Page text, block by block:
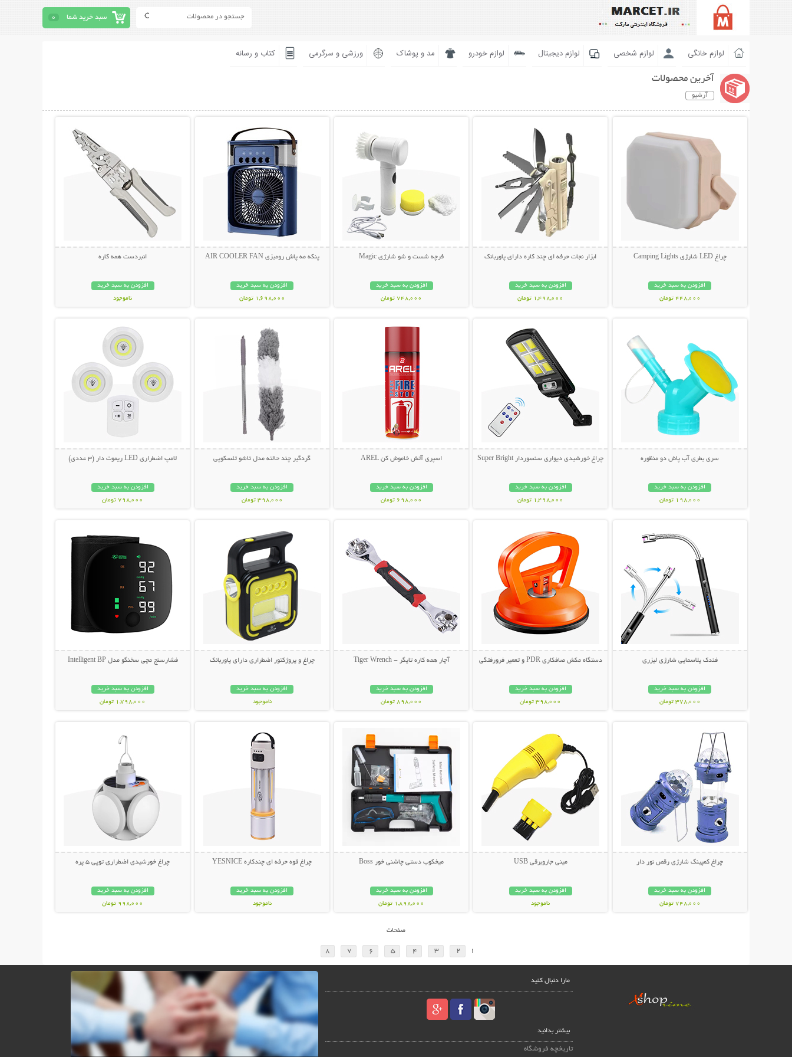
سبد خرید شما 0
لوازم خانگی لوازم شخصی لوازم دیجیتال لوازم خودرو مد و پوشاک ورزشی و سرگرمی کتاب و رسانه
آخرین محصولات
آرشیو
چراغ LED شارژی Camping Lights
افزودن به سبد خرید
448,000 تومان
ابزار نجات حرفه ای چند کاره دارای پاوربانک
افزودن به سبد خرید
1,498,000 تومان
فرچه شست و شو شارژی Magic
افزودن به سبد خرید
748,000 تومان
پنکه مه پاش رومیزی AIR COOLER FAN
افزودن به سبد خرید
1,698,000 تومان
انبردست همه کاره
افزودن به سبد خرید
ناموجود
سری بطری آب پاش دو منظوره
افزودن به سبد خرید
198,000 تومان
چراغ خورشیدی دیواری سنسوردار Super Bright
افزودن به سبد خرید
1,498,000 تومان
اسپری آتش خاموش کن AREL
افزودن به سبد خرید
698,000 تومان
گردگیر چند حالته مدل تاشو تلسکوپی
افزودن به سبد خرید
398,000 تومان
لامپ اضطراری LED ریموت دار (3 عددی)
افزودن به سبد خرید
798,000 تومان
فندک پلاسمایی شارژی لیزری
افزودن به سبد خرید
378,000 تومان
دستگاه مکش صافکاری PDR و تعمیر فرورفتگی
افزودن به سبد خرید
398,000 تومان
آچار همه کاره تایگر - Tiger Wrench
افزودن به سبد خرید
898,000 تومان
چراغ و پروژکتور اضطراری دارای پاوربانک
افزودن به سبد خرید
ناموجود
فشارسنج مچی سخنگو مدل Intelligent BP
افزودن به سبد خرید
1,798,000 تومان
چراغ کمپینگ شارژی رقص نور دار
افزودن به سبد خرید
748,000 تومان
مینی جاروبرقی USB
افزودن به سبد خرید
ناموجود
میخکوب دستی چاشنی خور Boss
افزودن به سبد خرید
1,898,000 تومان
چراغ قوه حرفه ای چندکاره YESNICE
افزودن به سبد خرید
ناموجود
چراغ خورشیدی اضطراری توپی 5 پره
افزودن به سبد خرید
998,000 تومان
صفحات
1
2
3
4
5
6
7
8
مارا دنبال کنید
بیشتر بدانید
تاریخچه فروشگاه